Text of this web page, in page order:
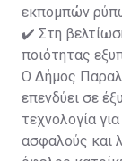
εκπομπών
✔️ Στη
ποιότητας
Ο Δήμος
επενδύει σε
τεχνολογία
ασφαλούς και